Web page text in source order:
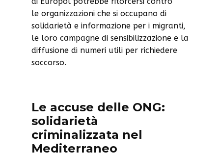
le organizzazioni che si occupano di
solidarietà e informazione per i migranti,
le loro campagne di sensibilizzazione e la
diffusione di numeri utili per richiedere
soccorso.
Le accuse delle ONG:
solidarietà
criminalizzata nel
Mediterraneo